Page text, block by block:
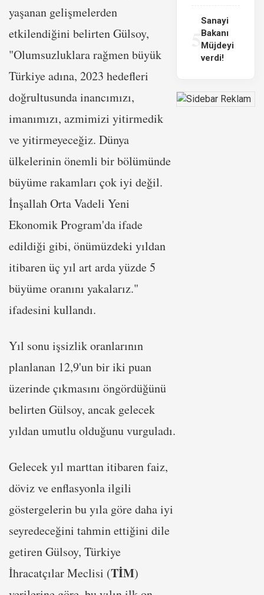
yaşanan gelişmelerden
etkilendiğini belirten Gülsoy,
"Olumsuzluklara rağmen büyük
Türkiye adına, 2023 hedefleri
doğrultusunda inancımızı,
imanımızı, azmimizi yitirmedik
ve yitirmeyeceğiz. Dünya
ülkelerinin önemli bir bölümünde
büyüme rakamları çok iyi değil.
İnşallah Orta Vadeli Yeni
Ekonomik Program'da ifade
edildiği gibi, önümüzdeki yıldan
itibaren üç yıl art arda yüzde 5
büyüme oranını yakalarız."
ifadesini kullandı.
Yıl sonu işsizlik oranlarının
planlanan 12,9'un bir iki puan
üzerinde çıkmasını öngördüğünü
belirten Gülsoy, ancak gelecek
yıldan umutlu olduğunu vurguladı.
Gelecek yıl marttan itibaren faiz,
döviz ve enflasyonla ilgili
göstergelerin bu yıla göre daha iyi
seyredeceğini tahmin ettiğini dile
getiren Gülsoy, Türkiye
İhracatçılar Meclisi (TİM)
Sanayi
Bakanı
Müjdeyi
verdi!